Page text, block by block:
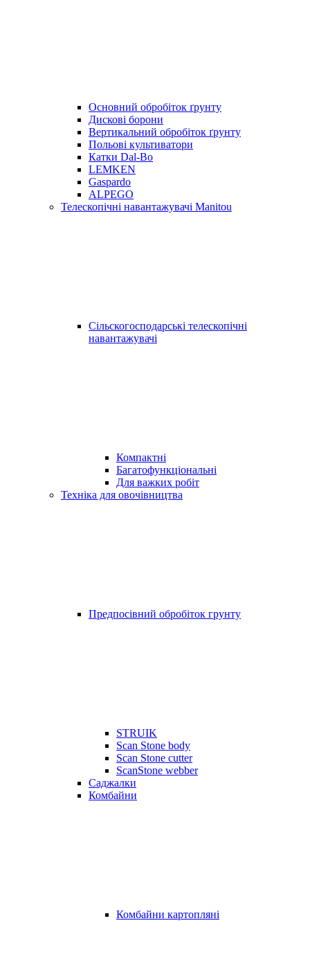
Основний обробіток ґрунту
Дискові борони
Вертикальний обробіток ґрунту
Польові культиватори
Катки Dal-Bo
LEMKEN
Gaspardo
ALPEGO
Телескопічні навантажувачі Manitou
Сільскогосподарські телескопічні
навантажувачі
Компактні
Багатофункціональні
Для важких робіт
Техніка для овочівництва
Предпосівний обробіток грунту
STRUIK
Scan Stone body
Scan Stone cutter
ScanStone webber
Саджалки
Комбайни
Комбайни картопляні